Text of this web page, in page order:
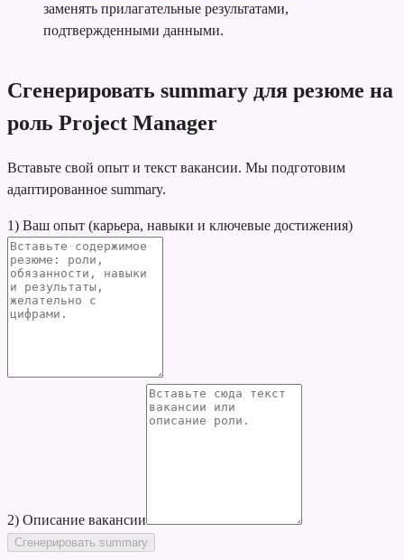
заменять прилагательные результатами,
подтвержденными данными.
Сгенерировать summary для резюме на
роль Project Manager
Вставьте свой опыт и текст вакансии. Мы подготовим
адаптированное summary.
1) Ваш опыт (карьера, навыки и ключевые достижения)
2) Описание вакансии
Сгенерировать summary